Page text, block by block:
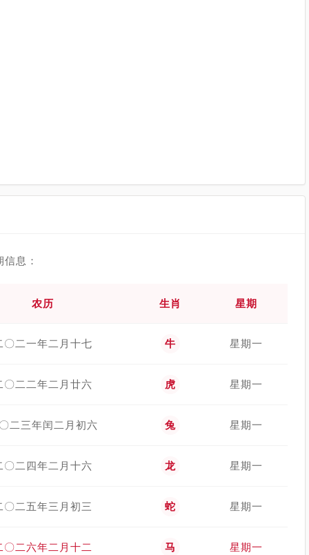
息：
农历 生肖 星期
〇二一年二月十七 牛 星期一
〇二二年二月廿六 虎 星期一
二三年闰二月初六 兔 星期一
〇二四年二月十六 龙 星期一
〇二五年三月初三 蛇 星期一
〇二六年二月十二 马 星期一